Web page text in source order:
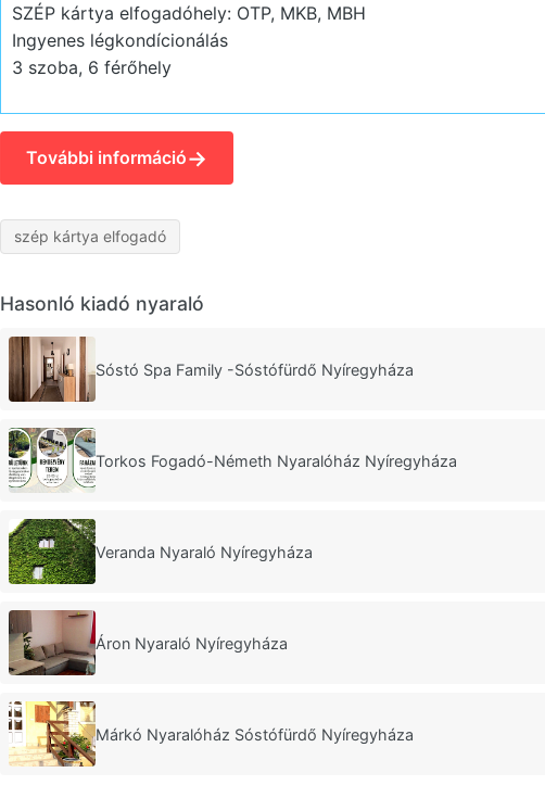
SZÉP kártya elfogadóhely: OTP, MKB, MBH
Ingyenes légkondícionálás
3 szoba, 6 férőhely
További információ→
szép kártya elfogadó
Hasonló kiadó nyaraló
Sóstó Spa Family -Sóstófürdő Nyíregyháza
Torkos Fogadó-Németh Nyaralóház Nyíregyháza
Veranda Nyaraló Nyíregyháza
Áron Nyaraló Nyíregyháza
Márkó Nyaralóház Sóstófürdő Nyíregyháza